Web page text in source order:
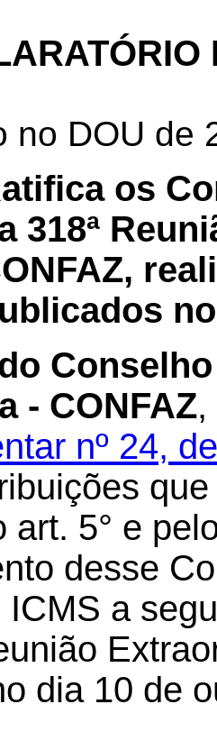
no DOU de
os
318ª
- CONFAZ
nº 24,
art. 5° e
desse
ICMS a
dia 10 de